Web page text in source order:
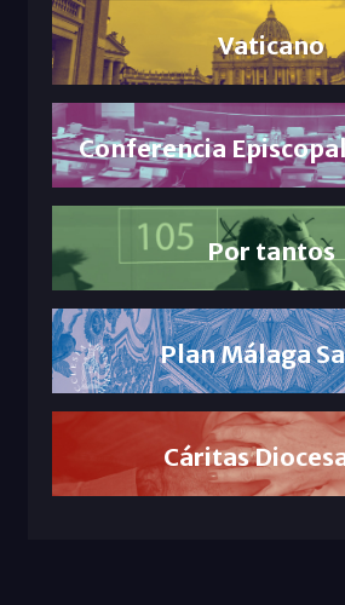
Vaticano
Conferencia
Por tantos
Plan Málaga
Cáritas